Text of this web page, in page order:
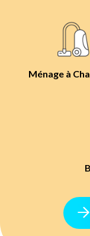
Ménage à